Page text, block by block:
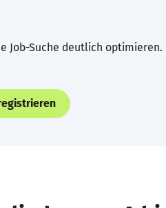
Job-Suche deutlich optimieren.